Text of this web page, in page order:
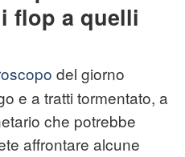
flop a quelli
del giorno
e a tratti tormentato, a
che potrebbe
affrontare alcune